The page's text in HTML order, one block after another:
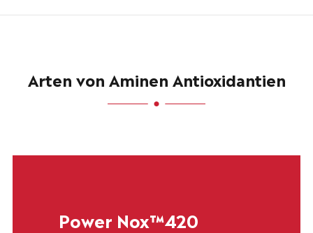
Arten von Aminen Antioxidantien
Power Nox™420